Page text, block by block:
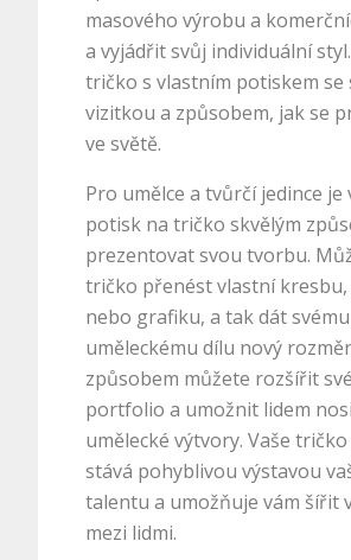
masového výrobu a
a vyjádřit svůj individuální
tričko s vlastním potiskem se
vizitkou a způsobem, jak se
ve světě.
Pro umělce a tvůrčí jedince je
potisk na tričko skvělým
prezentovat svou tvorbu.
tričko přenést vlastní
nebo grafiku, a tak dát svému
uměleckému dílu nový
způsobem můžete rozšířit
portfolio a umožnit lidem
umělecké výtvory. Vaše
stává pohyblivou výstavou
talentu a umožňuje vám šířit
mezi lidmi.